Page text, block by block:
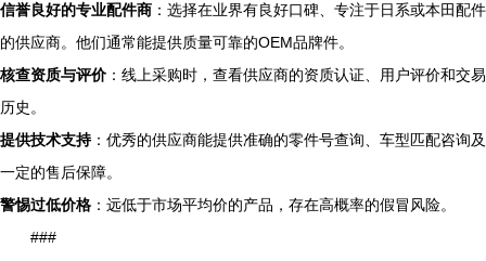
信誉良好的专业配件商 ：选择在业界有良好口碑、专注于日系或本田配件
的供应商。他们通常能提供质量可靠的OEM品牌件。
核查资质与评价：线上采购时，查看供应商的资质认证、用户评价和交易
历史。
提供技术支持：优秀的供应商能提供准确的零件号查询、车型匹配咨询及
一定的售后保障。
警惕过低价格 ：远低于市场平均价的产品，存在高概率的假冒风险。
###